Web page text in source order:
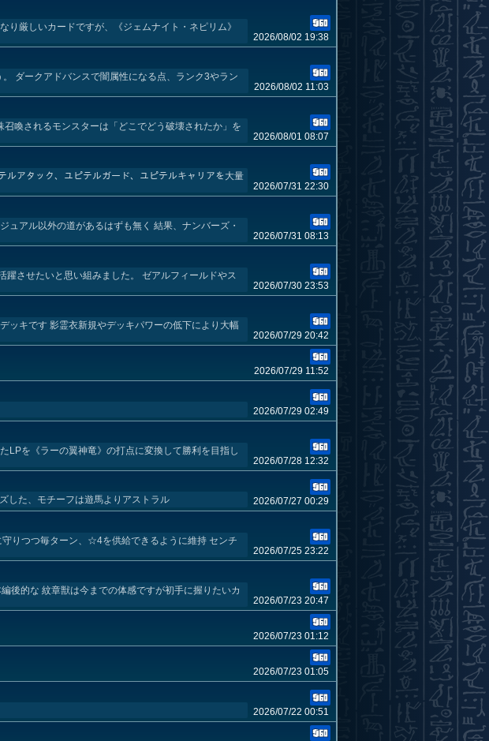
り厳しいカードですが、《ジェムナイト・ネピリム》
2026/08/02 19:38
ダークアドバンスで闇属性になる点、ランク3やラン
2026/08/02 11:03
喚されるモンスターは「どこでどう破壊されたか」を
2026/08/01 08:07
ルアタック、ユピテルガード、ユピテルキャリアを大量
2026/07/31 22:30
ュアル以外の道があるはずも無く 結果、ナンバーズ・
2026/07/31 08:13
させたいと思い組みました。 ゼアルフィールドやス
2026/07/30 23:53
ッキです 影霊衣新規やデッキパワーの低下により大幅
2026/07/29 20:42
2026/07/29 11:52
2026/07/29 02:49
LPを《ラーの翼神竜》の打点に変換して勝利を目指し
2026/07/28 12:32
した、モチーフは遊馬よりアストラル 2026/07/27 00:29
りつつ毎ターン、☆4を供給できるように維持 センチ
2026/07/25 23:22
後的な 紋章獣は今までの体感ですが初手に握りたいカ
2026/07/23 20:47
2026/07/23 01:12
2026/07/23 01:05
2026/07/22 00:51